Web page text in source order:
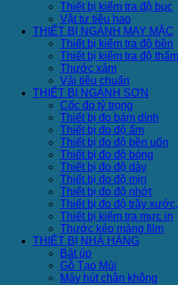
Thiết bị kiểm tra độ bục
Vật tư tiêu hao
THIẾT BỊ NGÀNH MAY MẶC
Thiết bị kiểm tra độ bền
Thiết bị kiểm tra độ
Thước xám
Vải tiêu chuẩn
THIẾT BỊ NGÀNH SƠN
Cốc đo tỷ trọng
Thiết bị đo bám dính
Thiết bị đo độ ẩm
Thiết bị đo độ bền uốn
Thiết bị đo độ bóng
Thiết bị đo độ dày
Thiết bị đo độ mịn
Thiết bị đo độ nhớt
Thiết bị đo độ trầy
Thiết bị kiểm tra mực in
Thước kéo màng film
THIẾT BỊ NHÀ HÀNG
Bát úp
Gỗ Tạo Mùi
Máy hút chân không